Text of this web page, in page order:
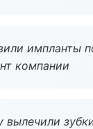
импланты
компании
вылечили